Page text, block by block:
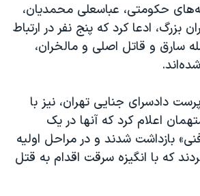
کادر رهبری ایران
نوبل صلح
آمریکا «سی‌پک»
چین
حکومتی، عباسعلی محمدیان،
بزرگ، ادعا کرد که پنج نفر در ارتباط
سارق و قاتل اصلی و مالخران،
دادسرای جنایی تهران، نیز با
اعلام کرد که آنها در یک
بازداشت شدند و در مراحل اولیه
که با انگیزه سرقت اقدام به قتل